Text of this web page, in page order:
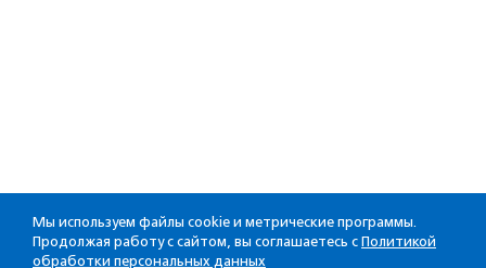
Мы используем файлы cookie и метрические программы.
Продолжая работу с сайтом, вы соглашаетесь с Политикой
обработки персональных данных